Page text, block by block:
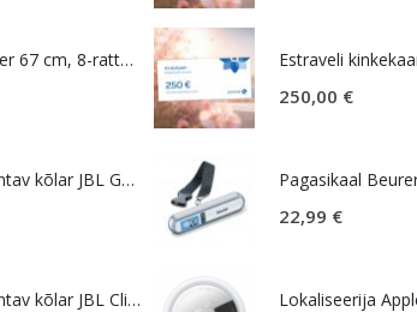
Kõvakohver 67 cm, 8-rattaline, roosa (Soft Pink), laiendatav, TSA koodlukk, American Tourister Novastream
Kaasaskantav kõlar JBL GO Essential 2, IP67, must
Kaasaskantav kõlar JBL Clip 5, IP67, must
Estraveli
250,00 €
Pagasikaal
22,99 €